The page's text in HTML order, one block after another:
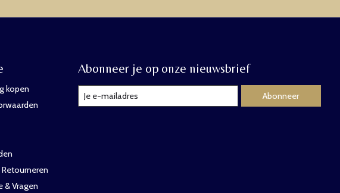
kopen
& Vragen
Abonneer je op onze nieuwsbrief
Abonneer